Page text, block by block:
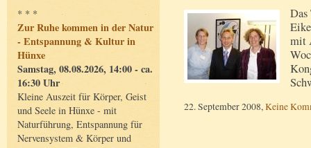
* * *
Zur Ruhe kommen in der Natur
- Entspannung & Kultur in
Hünxe
Samstag, 08.08.2026, 14:00 - ca.
16:30 Uhr
Kleine Auszeit für Körper, Geist
und Seele in Hünxe - mit
Naturführung, Entspannung für
Nervensystem & Körper und
mit
22. September 2008,Keine